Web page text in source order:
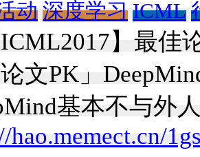
动 深度学习 ICML
ICML2017】最佳
文PK」
基本不与外
hao.memect.cn/